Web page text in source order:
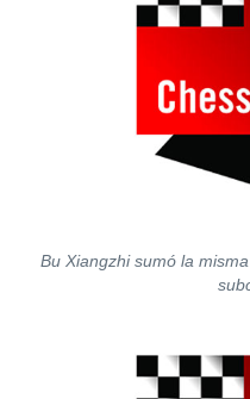
Bu Xiangzhi sumó la